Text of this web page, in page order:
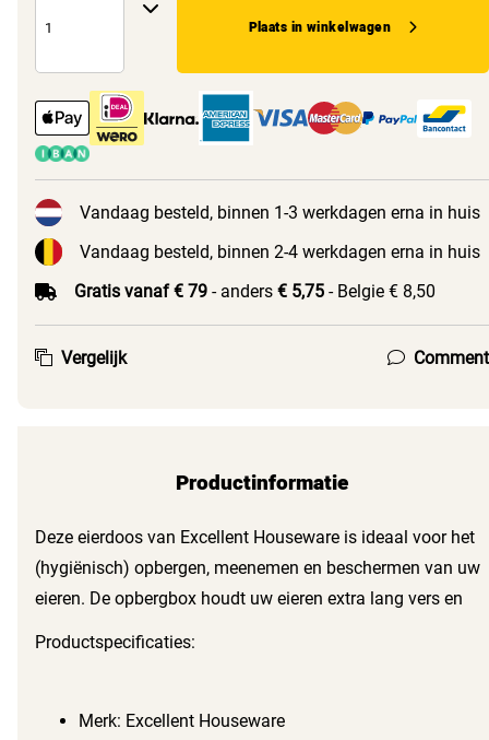
Plaats in winkelwagen
Vandaag besteld, binnen 1-3 werkdagen erna in huis
Vandaag besteld, binnen 2-4 werkdagen erna in huis
Gratis vanaf € 79 - anders € 5,75 - Belgie € 8,50
Vergelijk Comment
Productinformatie
Deze eierdoos van Excellent Houseware is ideaal voor het
(hygiënisch) opbergen, meenemen en beschermen van uw
eieren. De opbergbox houdt uw eieren extra lang vers en
Productspecificaties:
Merk: Excellent Houseware